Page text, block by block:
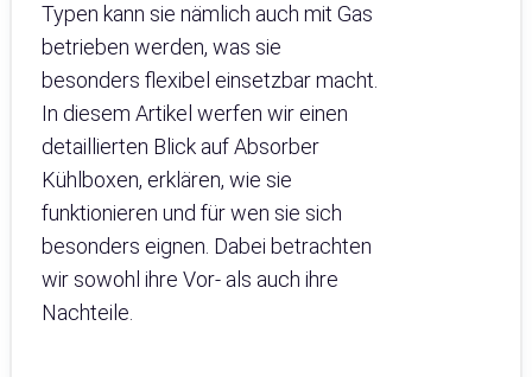
Typen kann sie nämlich auch mit Gas
betrieben werden, was sie
besonders flexibel einsetzbar macht.
In diesem Artikel werfen wir einen
detaillierten Blick auf Absorber
Kühlboxen, erklären, wie sie
funktionieren und für wen sie sich
besonders eignen. Dabei betrachten
wir sowohl ihre Vor- als auch ihre
Nachteile.